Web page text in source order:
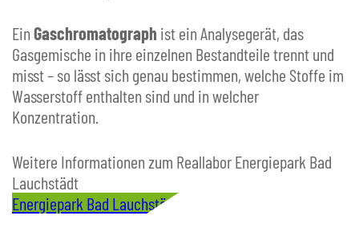
EinGaschromatograph ist ein Analysegerät, das
Gasgemische in ihre einzelnen Bestandteile trennt und
misst – so lässt sich genau bestimmen, welche Stoffe im
Wasserstoff enthalten sind und in welcher
Konzentration.
Weitere Informationen zum Reallabor Energiepark Bad
Lauchstädt
Energiepark Bad Lauchstädt